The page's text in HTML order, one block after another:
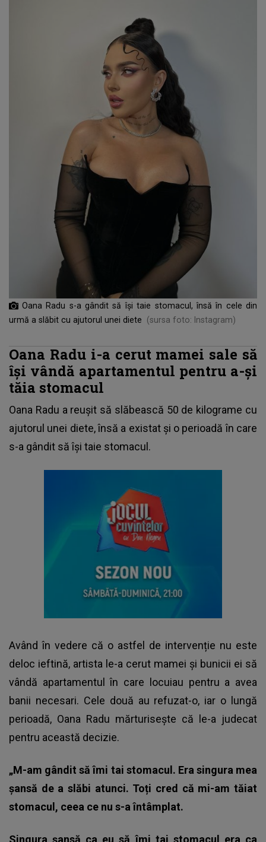
Oana Radu s-a gândit să își taie stomacul, însă în cele din
urmă a slăbit cu ajutorul unei diete
(sursa foto: Instagram)
Oana Radu i-a cerut mamei sale să
își vândă apartamentul pentru a-și
tăia stomacul
Oana Radu a reușit să slăbească 50 de kilograme cu
ajutorul unei diete, însă a existat și o perioadă în care
s-a gândit să își taie stomacul.
Având în vedere că o astfel de intervenție nu este
deloc ieftină, artista le-a cerut mamei și bunicii ei să
vândă apartamentul în care locuiau pentru a avea
banii necesari. Cele două au refuzat-o, iar o lungă
perioadă, Oana Radu mărturisește că le-a judecat
pentru această decizie.
„M-am gândit să îmi tai stomacul. Era singura mea
șansă de a slăbi atunci. Toți cred că mi-am tăiat
stomacul, ceea ce nu s-a întâmplat.
Singura șansă ca eu să îmi tai stomacul era ca